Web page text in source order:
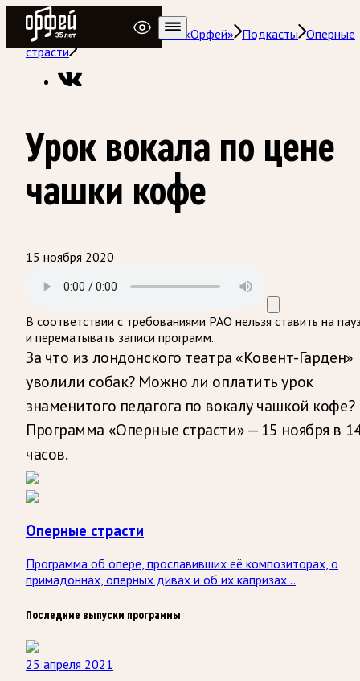
Радио Орфей
Радио классической музыки «Орфей» Подкасты Оперные
страсти
Урок вокала по цене
чашки кофе
15 ноября 2020
В соответствии с требованиями РАО нельзя ставить на
и перематывать записи программ.
За что из лондонского театра «Ковент-Гарден»
уволили собак? Можно ли оплатить урок
знаменитого педагога по вокалу чашкой кофе?
Программа «Оперные страсти» — 15 ноября в
часов.
Оперные страсти
Программа об опере, прославивших её композиторах, о
примадоннах, оперных дивах и об их капризах...
Последние выпуски программы
25 апреля 2021